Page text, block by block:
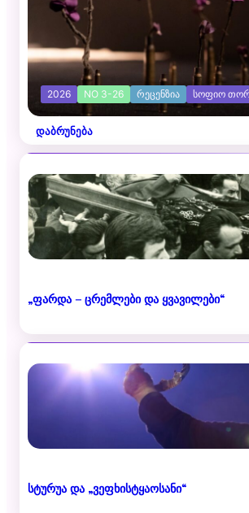
2026 NO 3-26 ᲠᲔᲪᲔᲜᲖᲘᲐ ᲡᲝᲤᲘᲝ
დაბრუნება
„ფარდა – ცრემლები და ყვავილები“
სტურუა და „ვეფხისტყაოსანი“